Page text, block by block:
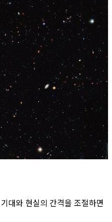
대와 현실의 간격을 조절하면